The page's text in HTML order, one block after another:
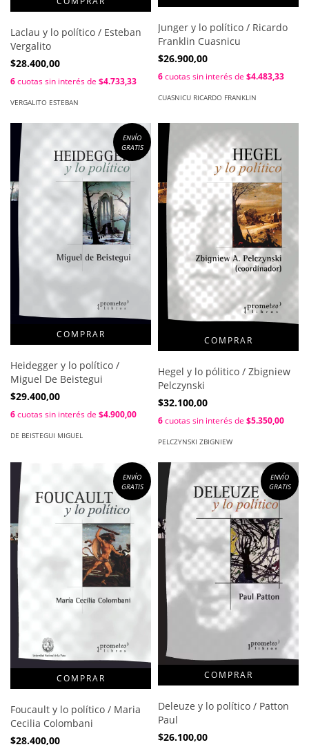
Laclau y lo político / Esteban
Vergalito
$28.400,00
6cuotas sin interés de $4.733,33
VERGALITO ESTEBAN
Junger y lo político / Ricardo
Franklin Cuasnicu
$26.900,00
6cuotas sin interés de $4.483,33
CUASNICU RICARDO FRANKLIN
ENVÍO
GRATIS
Heidegger y lo político /
Miguel De Beistegui
$29.400,00
6cuotas sin interés de $4.900,00
DE BEISTEGUI MIGUEL
Hegel y lo pólitico / Zbigniew
Pelczynski
$32.100,00
6cuotas sin interés de $5.350,00
PELCZYNSKI ZBIGNIEW
ENVÍO
GRATIS
Foucault y lo político / Maria
Cecilia Colombani
$28.400,00
ENVÍO
GRATIS
Deleuze y lo político / Patton
Paul
$26.100,00